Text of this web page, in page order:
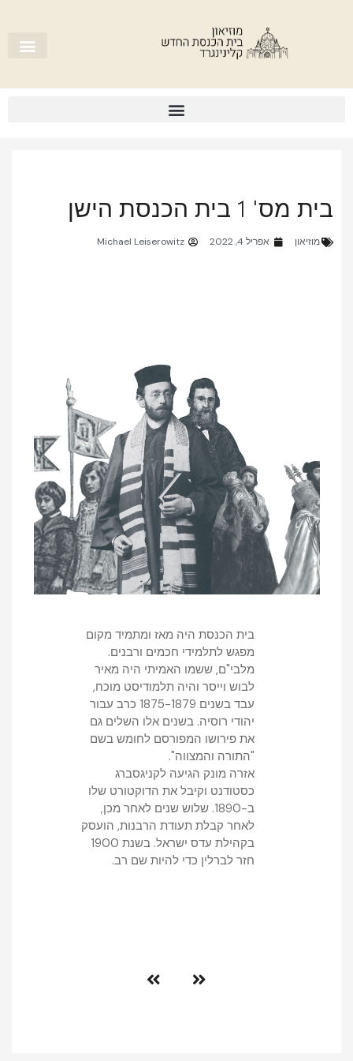
בית מס' 1 בית הכנסת הישן
מוזיאון אפריל 4, 2022 Michael Leiserowitz
בית הכנסת היה מאז ומתמיד מקום
מפגש לתלמידי חכמים ורבנים.
מלבי"ם, ששמו האמיתי היה מאיר
לבוש וייסר והיה תלמודיסט מוכח,
עבד בשנים 1875-1879 כרב עבור
יהודי רוסיה. בשנים אלו השלים גם
את פירושו המפורסם לחומש בשם
"התורה והמצווה".
אזרה מונק הגיעה לקניגסברג
כסטודנט וקיבל את הדוקטורט שלו
ב-1890. שלוש שנים לאחר מכן,
לאחר קבלת תעודת הרבנות, הועסק
בקהילת עדס ישראל. בשנת 1900
חזר לברלין כדי להיות שם רב.